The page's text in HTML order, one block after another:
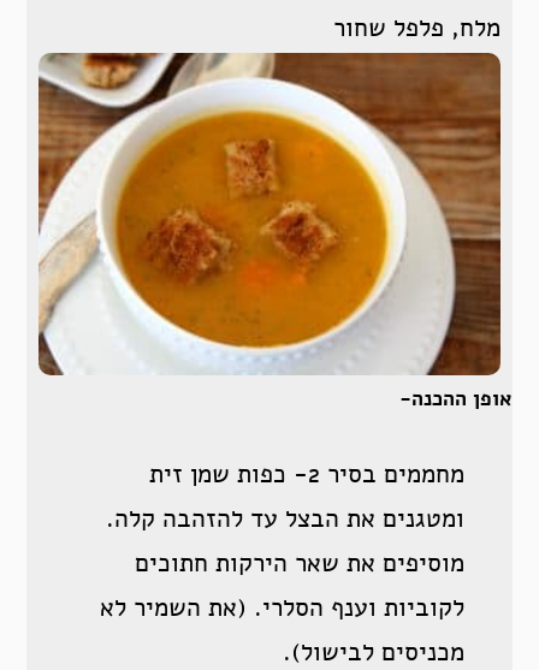
מלח, פלפל שחור
אופן ההכנה-
מחממים בסיר 2- כפות שמן זית
ומטגנים את הבצל עד להזהבה קלה.
מוסיפים את שאר הירקות חתוכים
לקוביות וענף הסלרי. (את השמיר לא
מכניסים לבישול).